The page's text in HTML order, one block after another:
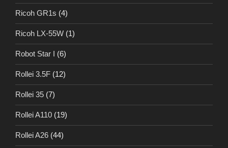
Ricoh GR1s (4)
Ricoh LX-55W (1)
Robot Star I (6)
Rollei 3.5F (12)
Rollei 35 (7)
Rollei A110 (19)
Rollei A26 (44)